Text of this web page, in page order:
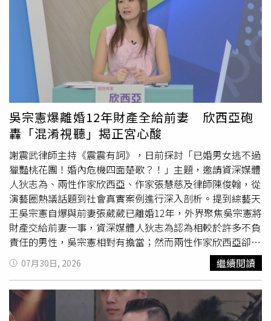
依規定在EHS360系統通報，其實是楊姓護理師向3M檢舉
的，除了有電子郵件為證，還有員工出庭作證也這麼說。本
刊聯繫3M公司詢問對於本案判決的回應，截稿前未獲得回
針對她差別待遇，所以無法認定有故意孤立、羞辱或侵害的
動機。女學生的家長為何執著申訴霸凌？為何有一名同學對
調查小組說男老師很怕家長又告？本刊深入追查，這對師生
在「飲料事件」之前早已結怨，疫情期間學校採取遠距教
學，男老師曾在群組宣布補課消息，但女學生家長堅稱沒收
到通知，加上男老師補課時確實犯錯，應該上體適能卻沒出
現在鏡頭前，讓全班自習，剛好被女學生家長逮到小辮子告
狀，後續發生「飲料事件」，女學生家長當成老師再度獨漏
女兒，因此又槓上。北高行判決女學生家長敗訴，不過男老
師已經因為「體適能缺課」案遭懲處，轉到其他學校任職。
練中的演員，如今能再次遇見一步步沉穩、認真成長至今的
她，是這部作品帶給我的喜悅。每次和她對戲都讓我怦然心
動也非常開心。這真的是非常難得的機會，我與一位優秀的
演員在一部好作品中再次相遇，也因此讓這部作品變得更加
特別。」金憓秀和金智勳飾網紅夫妻。（圖／friDay影音提
供）曹汝貞則透露：「這次會接演本劇除了劇本非常好，憓
秀姐才是決定性的原因。」她在新人時期透過《張》劇遇見
當時已是頂尖演員的金憓秀，「當時我感受到一股『只要和
這位前輩在一起，好像什麼都能做到』的能量，這次也同樣
如此。」預告兩人在新劇中將展現與眾不同的合作默契。金
憓秀這次將飾演知名人氣網紅「慶熙」，她幽默表示：「我
發現自己完全沒有當網紅的天分。我平常不太看YouTube，
但為了準備這部作品，看了很多韓國網紅的內容，也大量運
用了他們的特徵。此外，為了呈現真實網紅的外在形象，劇
中服裝也是透過實際製作後才進行拍攝。」她進一步透露：
「我看了很多韓國知名網紅與YouTube內容，雖然我以前不
知道，但原來有很多人擁有非常大的影響力，海外也有許多
影響力甚至超越藝人、在全球都具有影響力的人。我參考並
融入了那些外型具有魅力、又非常引領潮流的人。」
吳宗憲爆離婚12年財產全給前妻 欣西亞砲
轟「混淆視聽」揭正宮心酸
謝震武律師主持《震震有詞》，日前探討「已婚男女逃不過
獵豔桃花團！婚內危機四面楚歌？！」主題，邀請資深媒體
人狄志為、兩性作家欣西亞、作家張慧慈及律師陳俊翰，從
演藝圈熱議話題到社會真實案例進行深入剖析。提到綜藝天
王吳宗憲自爆與前妻張葳葳已離婚12年，外界聚焦吳宗憲將
財產交給前妻一事，資深媒體人狄志為認為相較於許多不負
責任的男性，吳宗憲相對有擔當；然而兩性作家欣西亞卻持
不同看法，「對我來說根本不算有擔當，在婚姻中做出背叛
承諾、背棄誠信的行為，就不叫有責任，不建議混淆視
聽。」欣西亞心疼表示，比起新聞熱度，她更關心原配的心
情。她將原配比喻為守護家庭的「地基主」，默默付出卻無
人看見背後的心酸。看著老公在電視上追求別人，內心必然
07月30日, 2026 繼續閱讀